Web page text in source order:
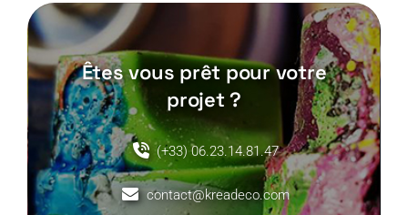
Êtes vous prêt pour votre
projet ?
(+33) 06.23.14.81.47
contact@kreadeco.com